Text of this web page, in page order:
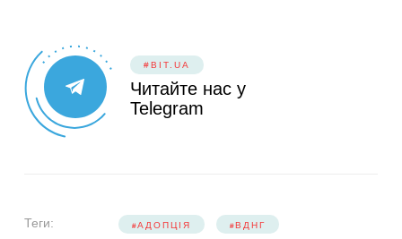
#BIT.UA
Читайте нас у
Telegram
Теги: АДОПЦІЯ ВДНГ